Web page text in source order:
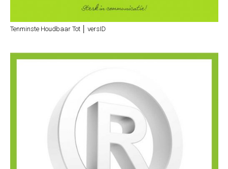
Tenminste Houdbaar Tot │ versID